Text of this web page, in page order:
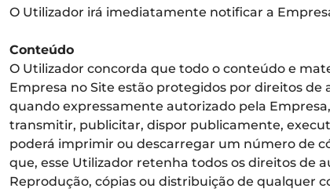
O Utilizador irá imediatamente notificar a
Conteúdo
O Utilizador concorda que todo o conteúdo e
Empresa no Site estão protegidos por direitos
quando expressamente autorizado pela
transmitir, publicitar, dispor publicamente,
poderá imprimir ou descarregar um número de
que, esse Utilizador retenha todos os direitos de
Reprodução, cópias ou distribuição de qualquer